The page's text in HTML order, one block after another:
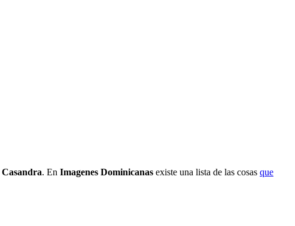
Casandra. En Imagenes Dominicanas existe una lista de las cosas que